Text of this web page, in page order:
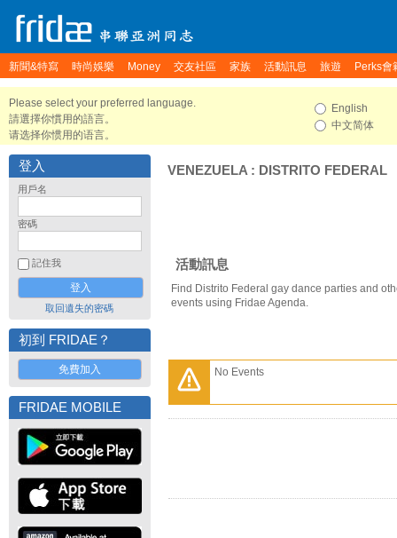
新聞&特寫 時尚娛樂 Money 交友社區 家族 活動訊息 旅遊 Perks會
Please select your preferred language.
請選擇你慣用的語言。
请选择你惯用的语言。
English
中文简体
登入
用戶名
密碼
記住我
取回遺失的密碼
初到 FRIDAE？
免費加入
FRIDAE MOBILE
VENEZUELA : DISTRITO FEDERAL
活動訊息
Find Distrito Federal gay dance parties and
events using Fridae Agenda.
No Events